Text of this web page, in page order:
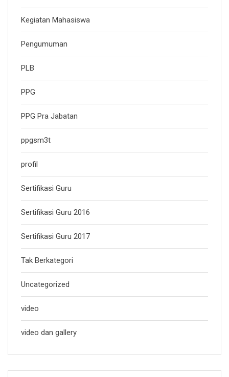
Kegiatan Mahasiswa
Pengumuman
PLB
PPG
PPG Pra Jabatan
ppgsm3t
profil
Sertifikasi Guru
Sertifikasi Guru 2016
Sertifikasi Guru 2017
Tak Berkategori
Uncategorized
video
video dan gallery